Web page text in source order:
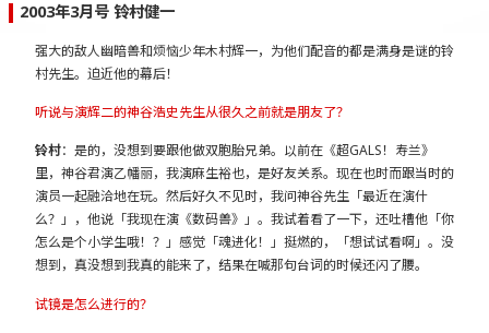
2003年3月号 铃村健一
强大的敌人幽暗兽和烦恼少年木村辉一，为他们配音的都是满身是谜的铃
村先生。迫近他的幕后！
听说与演辉二的神谷浩史先生从很久之前就是朋友了？
铃村：是的，没想到要跟他做双胞胎兄弟。以前在《超GALS！寿兰》
里，神谷君演乙幡丽，我演麻生裕也，是好友关系。现在也时而跟当时的
演员一起融洽地在玩。然后好久不见时，我问神谷先生「最近在演什
么？」，他说「我现在演《数码兽》」。我试着看了一下，还吐槽他「你
怎么是个小学生哦！？」感觉「魂进化！」挺燃的，「想试试看啊」。没
想到，真没想到我真的能来了，结果在喊那句台词的时候还闪了腰。
试镜是怎么进行的？